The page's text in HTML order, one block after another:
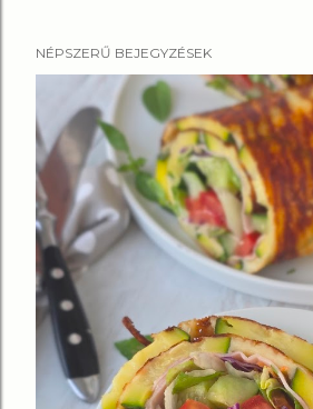
NÉPSZERŰ BEJEGYZÉSEK